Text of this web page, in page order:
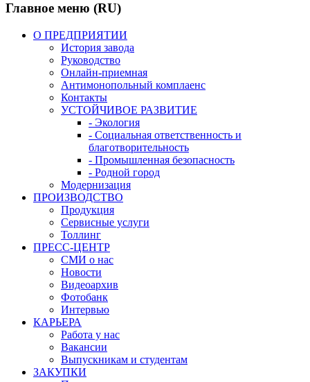
Главное меню (RU)
О ПРЕДПРИЯТИИ
История завода
Руководство
Онлайн-приемная
Антимонопольный комплаенс
Контакты
УСТОЙЧИВОЕ РАЗВИТИЕ
- Экология
- Социальная ответственность и
благотворительность
- Промышленная безопасность
- Родной город
Модернизация
ПРОИЗВОДСТВО
Продукция
Сервисные услуги
Толлинг
ПРЕСС-ЦЕНТР
СМИ о нас
Новости
Видеоархив
Фотобанк
Интервью
КАРЬЕРА
Работа у нас
Вакансии
Выпускникам и студентам
ЗАКУПКИ